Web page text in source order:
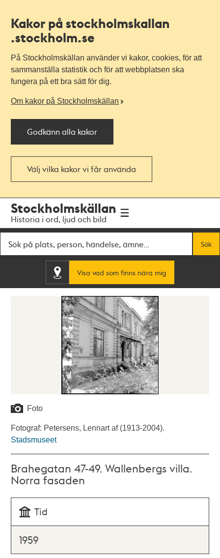
Kakor på stockholmskallan
.stockholm.se
På Stockholmskällan använder vi kakor, cookies, för att
sammanställa statistik och för att webbplatsen ska
fungera på ett bra sätt för dig.
Om kakor på Stockholmskällan
Godkänn alla kakor
Välj vilka kakor vi får använda
navigationen
huvudinnehållet
Stockholmskällan
Historia i ord, ljud och bild
Sök
Visa vad som finns nära mig
Foto
Fotograf: Petersens, Lennart af (1913-2004).
Stadsmuseet
Brahegatan 47-49. Wallenbergs villa.
Norra fasaden
Tid
1959